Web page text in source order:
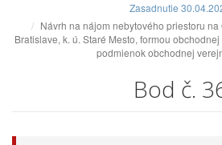
Zasadnutie
Návrh na nájom nebytového priestoru
Bratislave, k. ú. Staré Mesto, formou
podmienok obchodnej
Bod č.